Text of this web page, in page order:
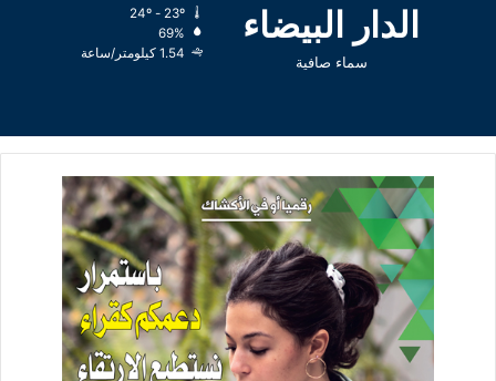
الدار البيضاء
سماء صافية
69%
1.54 كيلومتر/ساعة